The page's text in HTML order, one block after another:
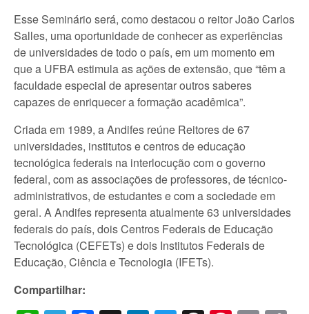
Esse Seminário será, como destacou o reitor João Carlos
Salles, uma oportunidade de conhecer as experiências
de universidades de todo o país, em um momento em
que a UFBA estimula as ações de extensão, que “têm a
faculdade especial de apresentar outros saberes
capazes de enriquecer a formação acadêmica”.
Criada em 1989, a Andifes reúne Reitores de 67
universidades, institutos e centros de educação
tecnológica federais na interlocução com o governo
federal, com as associações de professores, de técnico-
administrativos, de estudantes e com a sociedade em
geral. A Andifes representa atualmente 63 universidades
federais do país, dois Centros Federais de Educação
Tecnológica (CEFETs) e dois Institutos Federais de
Educação, Ciência e Tecnologia (IFETs).
Compartilhar: